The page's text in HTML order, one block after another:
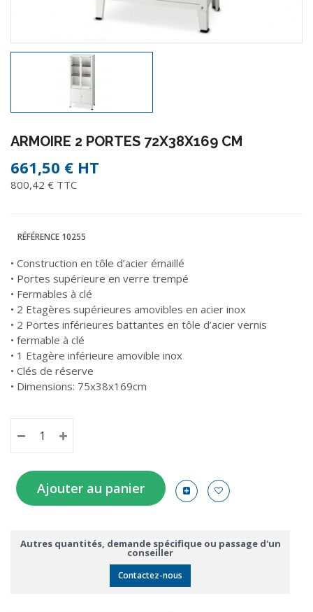
ARMOIRE 2 PORTES 72X38X169 CM
661,50 € HT
800,42 € TTC
RÉFÉRENCE 10255
• Construction en tôle d’acier émaillé
• Portes supérieure en verre trempé
• Fermables à clé
• 2 Etagères supérieures amovibles en acier inox
• 2 Portes inférieures battantes en tôle d’acier vernis
• fermable à clé
• 1 Etagère inférieure amovible inox
• Clés de réserve
• Dimensions: 75x38x169cm
Ajouter au panier
Autres quantités, demande spécifique ou passage d'un
conseiller
Contactez-nous